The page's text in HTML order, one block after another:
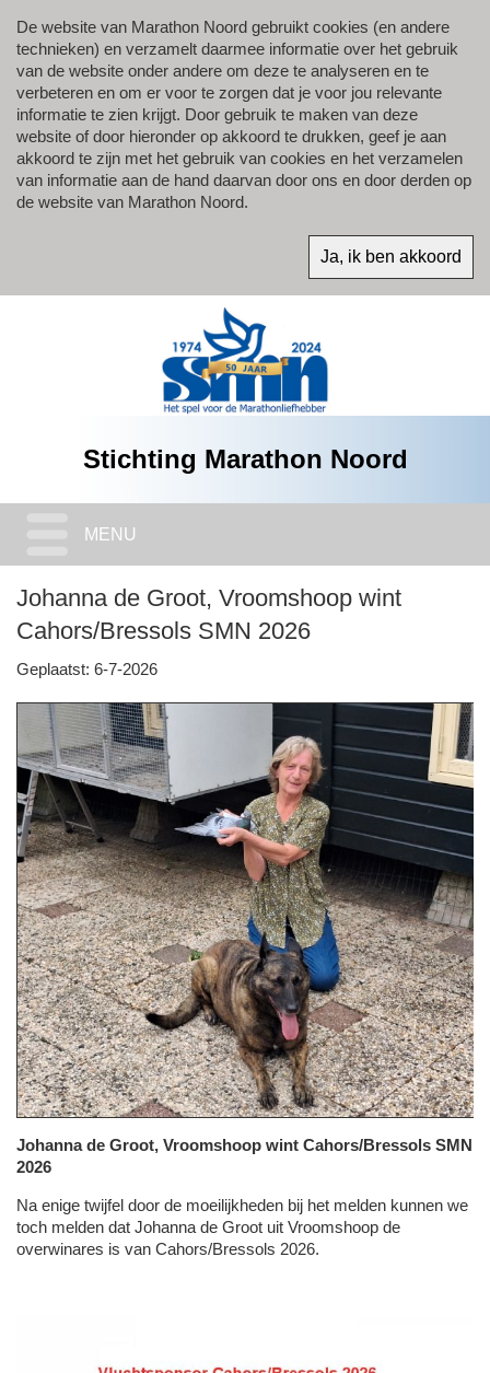
De website van Marathon Noord gebruikt cookies (en andere
technieken) en verzamelt daarmee informatie over het gebruik
van de website onder andere om deze te analyseren en te
verbeteren en om er voor te zorgen dat je voor jou relevante
informatie te zien krijgt. Door gebruik te maken van deze
website of door hieronder op akkoord te drukken, geef je aan
akkoord te zijn met het gebruik van cookies en het verzamelen
van informatie aan de hand daarvan door ons en door derden op
de website van Marathon Noord.
Stichting Marathon Noord
MENU
Johanna de Groot, Vroomshoop wint
Cahors/Bressols SMN 2026
Geplaatst: 6-7-2026
Johanna de Groot, Vroomshoop wint Cahors/Bressols SMN
2026
Na enige twijfel door de moeilijkheden bij het melden kunnen we
toch melden dat Johanna de Groot uit Vroomshoop de
overwinares is van Cahors/Bressols 2026.